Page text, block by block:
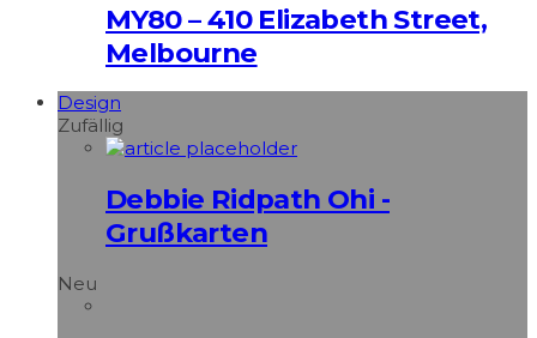
MY80 – 410 Elizabeth Street,
Melbourne
Design
Zufällig
Debbie Ridpath Ohi -
Grußkarten
Neu